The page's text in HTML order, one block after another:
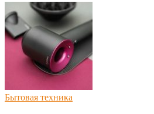
Бытовая техника